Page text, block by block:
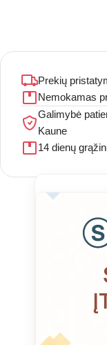
Prekių
Nemokamas
Galimybė
Kaune
14 dienų